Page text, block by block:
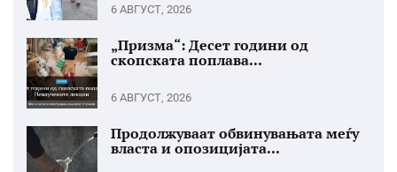
6 АВГУСТ, 2026
„Призма“: Десет години од
скопската поплава...
6 АВГУСТ, 2026
Продолжуваат обвинувањата меѓу
власта и опозицијата...